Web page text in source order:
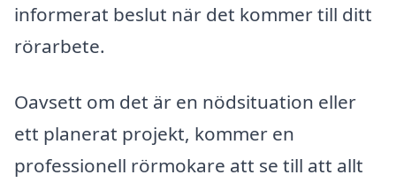
informerat beslut när det kommer till ditt
rörarbete.
Oavsett om det är en nödsituation eller
ett planerat projekt, kommer en
professionell rörmokare att se till att allt